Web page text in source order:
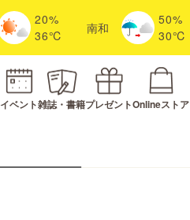
20%
36℃
南和
50%
30℃
イベント雑誌・書籍プレゼントOnlineストア